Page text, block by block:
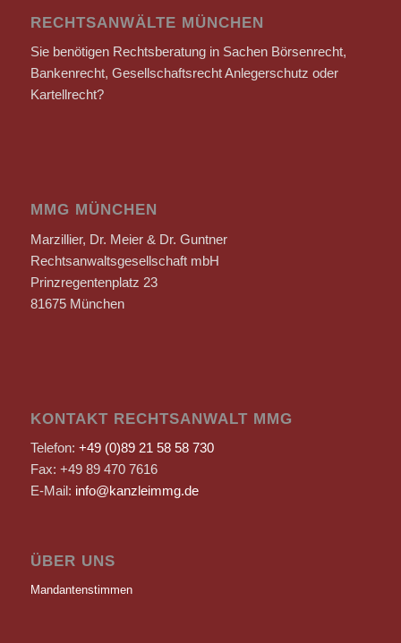
RECHTSANWÄLTE MÜNCHEN
Sie benötigen Rechtsberatung in Sachen Börsenrecht,
Bankenrecht, Gesellschaftsrecht Anlegerschutz oder
Kartellrecht?
MMG MÜNCHEN
Marzillier, Dr. Meier & Dr. Guntner
Rechtsanwaltsgesellschaft mbH
Prinzregentenplatz 23
81675 München
KONTAKT RECHTSANWALT MMG
Telefon: +49 (0)89 21 58 58 730
Fax: +49 89 470 7616
E-Mail: info@kanzleimmg.de
ÜBER UNS
Mandantenstimmen